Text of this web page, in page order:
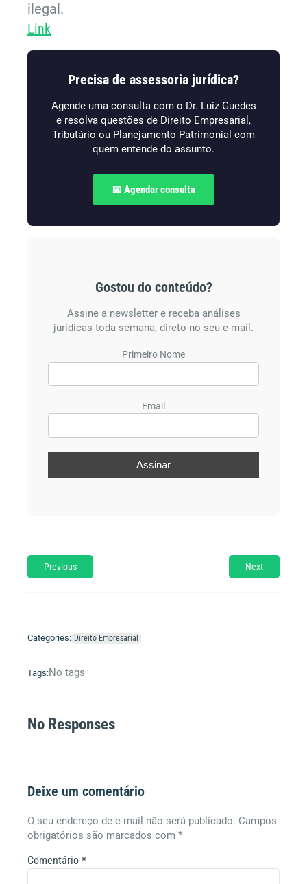
ilegal.
Link
Precisa de assessoria jurídica?
Agende uma consulta com o Dr. Luiz Guedes
e resolva questões de Direito Empresarial,
Tributário ou Planejamento Patrimonial com
quem entende do assunto.
📅 Agendar consulta
Gostou do conteúdo?
Assine a newsletter e receba análises
jurídicas toda semana, direto no seu e-mail.
Primeiro Nome
Email
Previous Next
Categories: Direito Empresarial
Tags:No tags
No Responses
Deixe um comentário
O seu endereço de e-mail não será publicado. Campos
obrigatórios são marcados com *
Comentário *